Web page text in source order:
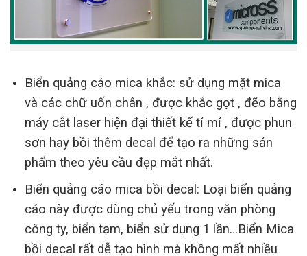
Biển quảng cáo mica khắc: sử dụng mặt mica
và các chữ uốn chân , được khắc gọt , đẽo bằng
máy cắt laser hiện đại thiết kế tỉ mỉ , được phun
sơn hay bồi thêm decal để tạo ra những sản
phẩm theo yêu cầu đẹp mắt nhất.
Biển quảng cáo mica bồi decal: Loại biển quảng
cáo này được dùng chủ yếu trong văn phòng
công ty, biển tạm, biển sử dụng 1 lần…Biển Mica
bồi decal rất dễ tạo hình mà không mất nhiều